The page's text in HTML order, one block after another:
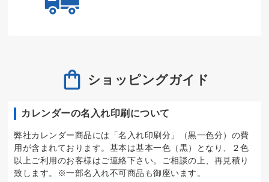
ショッピングガイド
カレンダーの名入れ印刷について
弊社カレンダー商品には「名入れ印刷分」（黒一色分）の費
用が含まれております。基本は基本一色（黒）となり、２色
以上ご利用のお客様はご連絡下さい。ご相談の上、再見積り
致します。※一部名入れ不可商品も御座います。